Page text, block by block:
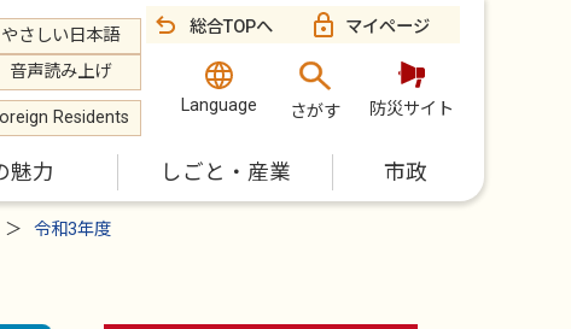
やさしい日本語
音声読み上げ
Residents
総合TOPへ マイページ
Language さがす 防災サイト
魅力 しごと・産業 市政
令和3年度